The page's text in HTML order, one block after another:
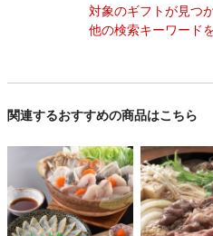
対象のギフトが見つ
他の検索キーワード
関連するおすすめの商品はこちら